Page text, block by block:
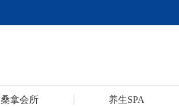
桑拿会所 养生SPA